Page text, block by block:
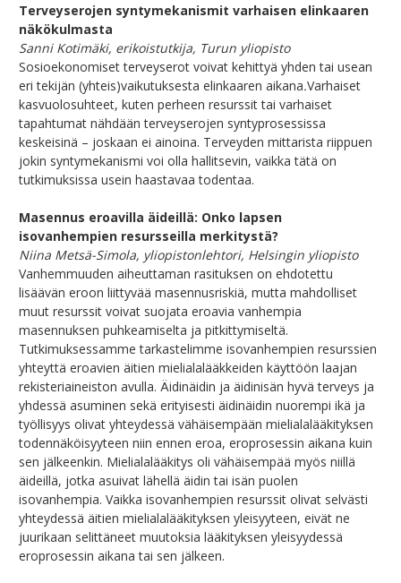
Terveyserojen syntymekanismit varhaisen elinkaaren
näkökulmasta
Sanni Kotimäki, erikoistutkija, Turun yliopisto
Sosioekonomiset terveyserot voivat kehittyä yhden tai usean
eri tekijän (yhteis)vaikutuksesta elinkaaren aikana.Varhaiset
kasvuolosuhteet, kuten perheen resurssit tai varhaiset
tapahtumat nähdään terveyserojen syntyprosessissa
keskeisinä – joskaan ei ainoina. Terveyden mittarista riippuen
jokin syntymekanismi voi olla hallitsevin, vaikka tätä on
tutkimuksissa usein haastavaa todentaa.
Masennus eroavilla äideillä: Onko lapsen
isovanhempien resursseilla merkitystä?
Niina Metsä-Simola, yliopistonlehtori, Helsingin yliopisto
Vanhemmuuden aiheuttaman rasituksen on ehdotettu
lisäävän eroon liittyvää masennusriskiä, mutta mahdolliset
muut resurssit voivat suojata eroavia vanhempia
masennuksen puhkeamiselta ja pitkittymiseltä.
Tutkimuksessamme tarkastelimme isovanhempien resurssien
yhteyttä eroavien äitien mielialalääkkeiden käyttöön laajan
rekisteriaineiston avulla. Äidinäidin ja äidinisän hyvä terveys ja
yhdessä asuminen sekä erityisesti äidinäidin nuorempi ikä ja
työllisyys olivat yhteydessä vähäisempään mielialalääkityksen
todennäköisyyteen niin ennen eroa, eroprosessin aikana kuin
sen jälkeenkin. Mielialalääkitys oli vähäisempää myös niillä
äideillä, jotka asuivat lähellä äidin tai isän puolen
isovanhempia. Vaikka isovanhempien resurssit olivat selvästi
yhteydessä äitien mielialalääkityksen yleisyyteen, eivät ne
juurikaan selittäneet muutoksia lääkityksen yleisyydessä
eroprosessin aikana tai sen jälkeen.